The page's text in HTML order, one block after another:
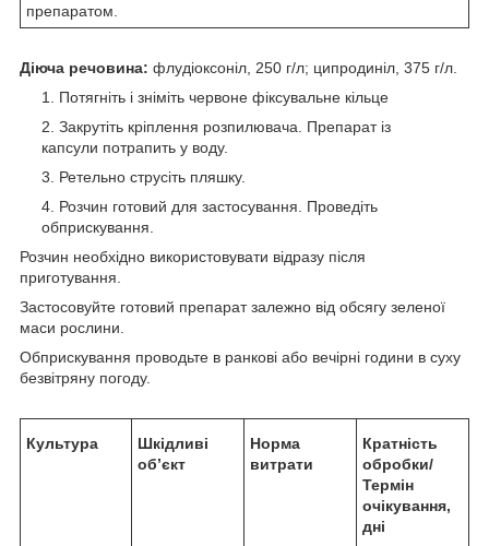
препаратом.
Діюча речовина: флудіоксоніл, 250 г/л; ципродиніл, 375 г/л.
Потягніть і зніміть червоне фіксувальне кільце
Закрутіть кріплення розпилювача. Препарат із
капсули потрапить у воду.
Ретельно струсіть пляшку.
Розчин готовий для застосування. Проведіть
обприскування.
Розчин необхідно використовувати відразу після
приготування.
Застосовуйте готовий препарат залежно від обсягу зеленої
маси рослини.
Обприскування проводьте в ранкові або вечірні години в суху
безвітряну погоду.
Культура
Шкідливі
об’єкт
Норма
витрати
Кратність
обробки/
Термін
очікування,
дні